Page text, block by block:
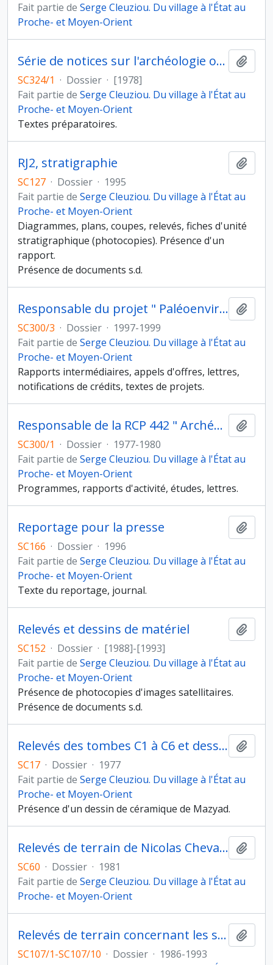
Fait partie de Serge Cleuziou. Du village à l'État au
Proche- et Moyen-Orient
Série de notices sur l'archéologie orientale pour le Dictionnaire Larousse
SC324/1 · Dossier · [1978]
Fait partie de Serge Cleuziou. Du village à l'État au
Proche- et Moyen-Orient
Textes préparatoires.
RJ2, stratigraphie
SC127 · Dossier · 1995
Fait partie de Serge Cleuziou. Du village à l'État au
Proche- et Moyen-Orient
Diagrammes, plans, coupes, relevés, fiches d'unité
stratigraphique (photocopies). Présence d'un
rapport.
Présence de documents s.d.
Responsable du projet " Paléoenvironnement et peuplements de l'Arabie méridionale et orientale (Programme " Paléoenvironnement et évolution des hominidés " (PeH) )
SC300/3 · Dossier · 1997-1999
Fait partie de Serge Cleuziou. Du village à l'État au
Proche- et Moyen-Orient
Rapports intermédiaires, appels d'offres, lettres,
notifications de crédits, textes de projets.
Responsable de la RCP 442 " Archéométrie appliquée aux bronzes et céramiques de l'Iran proto-historiques "
SC300/1 · Dossier · 1977-1980
Fait partie de Serge Cleuziou. Du village à l'État au
Proche- et Moyen-Orient
Programmes, rapports d'activité, études, lettres.
Reportage pour la presse
SC166 · Dossier · 1996
Fait partie de Serge Cleuziou. Du village à l'État au
Proche- et Moyen-Orient
Texte du reportage, journal.
Relevés et dessins de matériel
SC152 · Dossier · [1988]-[1993]
Fait partie de Serge Cleuziou. Du village à l'État au
Proche- et Moyen-Orient
Présence de photocopies d'images satellitaires.
Présence de documents s.d.
Relevés des tombes C1 à C6 et dessins de céramique
SC17 · Dossier · 1977
Fait partie de Serge Cleuziou. Du village à l'État au
Proche- et Moyen-Orient
Présence d'un dessin de céramique de Mazyad.
Relevés de terrain de Nicolas Chevalier, architecte
SC60 · Dossier · 1981
Fait partie de Serge Cleuziou. Du village à l'État au
Proche- et Moyen-Orient
Relevés de terrain concernant les sites de Ra's al-Jinz (RJ), As-Suwayh (SWY) et Al Jawabi
SC107/1-SC107/10 · Dossier · 1986-1993